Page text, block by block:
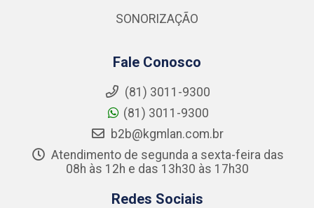
SONORIZAÇÃO
Fale Conosco
(81) 3011-9300
(81) 3011-9300
b2b@kgmlan.com.br
Atendimento de segunda a sexta-feira das
08h às 12h e das 13h30 às 17h30
Redes Sociais